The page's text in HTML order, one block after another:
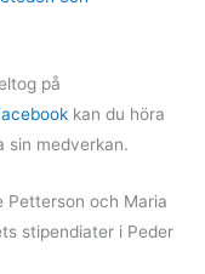
på
kan du höra
sin medverkan.
Petterson och Maria
stipendiater i Peder